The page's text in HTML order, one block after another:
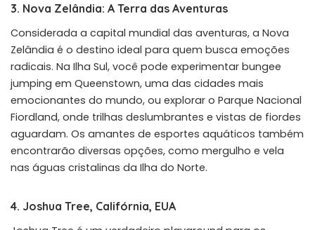
3. Nova Zelândia: A Terra das Aventuras
Considerada a capital mundial das aventuras, a Nova
Zelândia é o destino ideal para quem busca emoções
radicais. Na Ilha Sul, você pode experimentar bungee
jumping em Queenstown, uma das cidades mais
emocionantes do mundo, ou explorar o Parque Nacional
Fiordland, onde trilhas deslumbrantes e vistas de fiordes
aguardam. Os amantes de esportes aquáticos também
encontrarão diversas opções, como mergulho e vela
nas águas cristalinas da Ilha do Norte.
4. Joshua Tree, Califórnia, EUA